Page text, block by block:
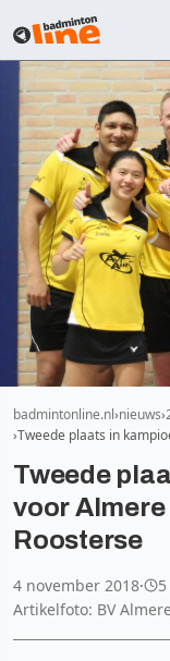
badmintonline.nl nieuws
Tweede plaats in
Tweede
voor Almere
Roosterse
4 november 2018·
Artikelfoto: BV